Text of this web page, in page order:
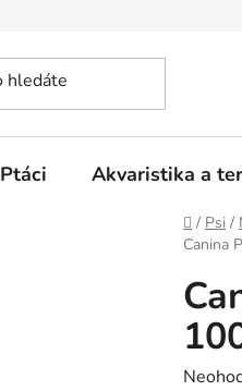
Ptáci Akvaristika a
Domů
/ Psi /
Canina